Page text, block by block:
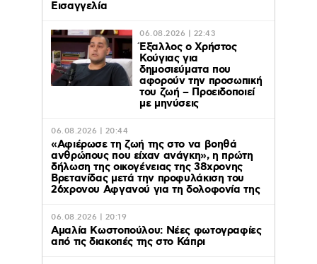
Εισαγγελία
06.08.2026 | 22:43
Έξαλλος ο Χρήστος
Κούγιας για
δημοσιεύματα που
αφορούν την προσωπική
του ζωή – Προειδοποιεί
με μηνύσεις
06.08.2026 | 20:44
«Αφιέρωσε τη ζωή της στο να βοηθά
ανθρώπους που είχαν ανάγκη», η πρώτη
δήλωση της οικογένειας της 38χρονης
Βρετανίδας μετά την προφυλάκιση του
26χρονου Αφγανού για τη δολοφονία της
06.08.2026 | 20:19
Αμαλία Κωστοπούλου: Νέες φωτογραφίες
από τις διακοπές της στο Κάπρι